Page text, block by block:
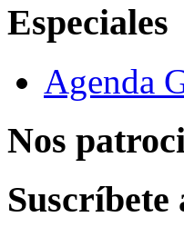
Especiales
Agenda
Nos
Suscríbete